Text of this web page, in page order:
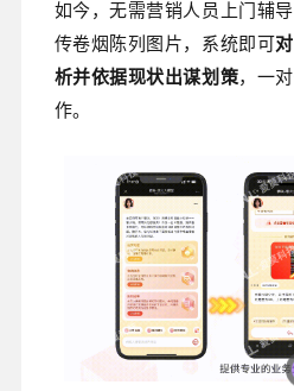
如今，无需营销人员上门辅
传卷烟陈列图片，系统即可对
析并依据现状出谋划策，一
作。